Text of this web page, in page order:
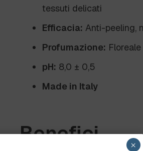
tessuti delicati
Efficacia: Anti-peeling,
Profumazione: Floreale
pH: 8,0 ± 0,5
Made in Italy
Benefici ×